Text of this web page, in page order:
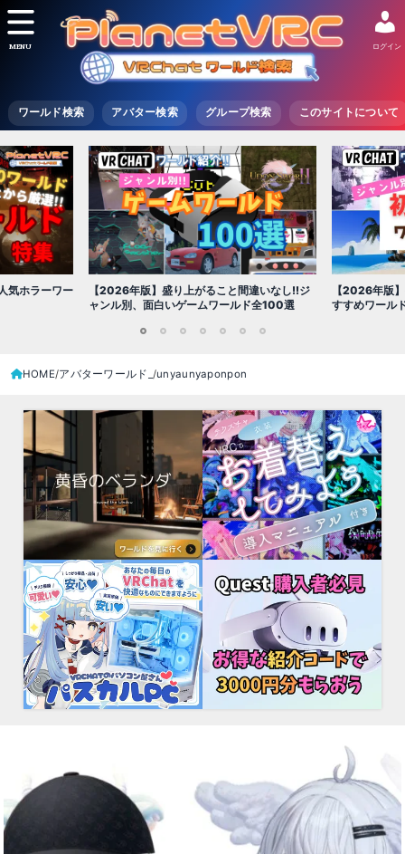
ワールド検索 アバター検索 グループ検索 このサイトについて
ログイン
MENU
気ホラーワー
【2026年版】盛り上がること間違いなし!!ジ
ャンル別、面白いゲームワールド全100選
【2026年版
すすめワール
HOME アバターワールド_ unyaunyaponpon